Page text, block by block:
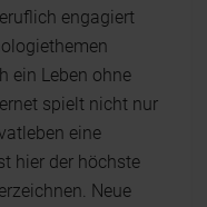
engagiert
ein Leben ohne
spielt nicht nur
eine
hier der höchste
Neue